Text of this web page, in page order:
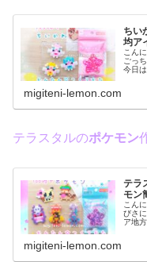
ちい
均ア
こん
ごっ
今日
migiteni-lemon.com
テラスタルのポケモン
テラ
モン
こん
びさ
ア地
migiteni-lemon.com